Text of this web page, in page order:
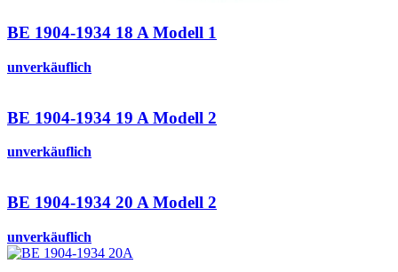
BE 1904-1934 18 A Modell 1
unverkäuflich
BE 1904-1934 19 A Modell 2
unverkäuflich
BE 1904-1934 20 A Modell 2
unverkäuflich